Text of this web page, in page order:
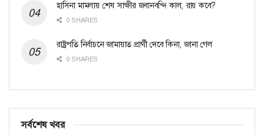
হাসিনা মামলায় শেষ সাক্ষীর জবানবন্দি কাল, রায় কবে?
0 SHARES
রাষ্ট্রপতি নির্বাচনে জামায়াত প্রার্থী দেবে কিনা, জানা গেল
0 SHARES
সর্বশেষ খবর